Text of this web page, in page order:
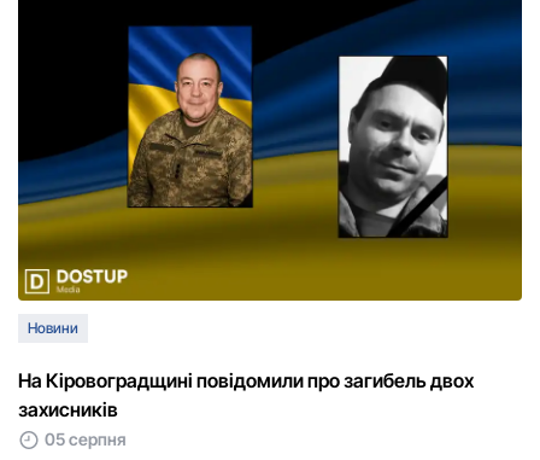
Новини
На Кіровоградщині повідомили про загибель двох
захисників
05 серпня